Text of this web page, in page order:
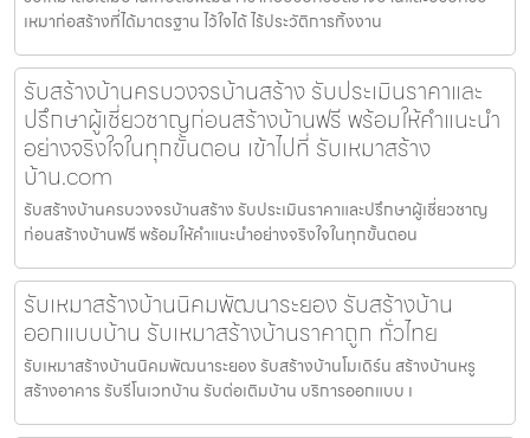
เหมาก่อสร้างที่ได้มาตรฐาน ไว้ใจได้ ไร้ประวัติการทิ้งงาน
รับสร้างบ้านครบวงจรบ้านสร้าง รับประเมินราคาและ
ปรึกษาผู้เชี่ยวชาญก่อนสร้างบ้านฟรี พร้อมให้คำแนะนำ
อย่างจริงใจในทุกขั้นตอน เข้าไปที่ รับเหมาสร้าง
บ้าน.com
รับสร้างบ้านครบวงจรบ้านสร้าง รับประเมินราคาและปรึกษาผู้เชี่ยวชาญ
ก่อนสร้างบ้านฟรี พร้อมให้คำแนะนำอย่างจริงใจในทุกขั้นตอน
รับเหมาสร้างบ้านนิคมพัฒนาระยอง รับสร้างบ้าน
ออกแบบบ้าน รับเหมาสร้างบ้านราคาถูก ทั่วไทย
รับเหมาสร้างบ้านนิคมพัฒนาระยอง รับสร้างบ้านโมเดิร์น สร้างบ้านหรู
สร้างอาคาร รับรีโนเวทบ้าน รับต่อเติมบ้าน บริการออกแบบ เ